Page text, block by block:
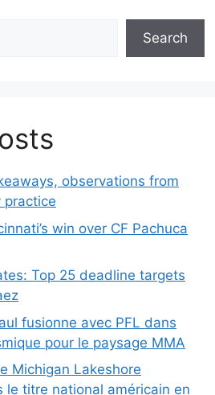
Search
observations from
practice
win over CF Pachuca
Top 25 deadline targets
fusionne avec PFL dans
pour le paysage MMA
Michigan Lakeshore
le titre national américain en